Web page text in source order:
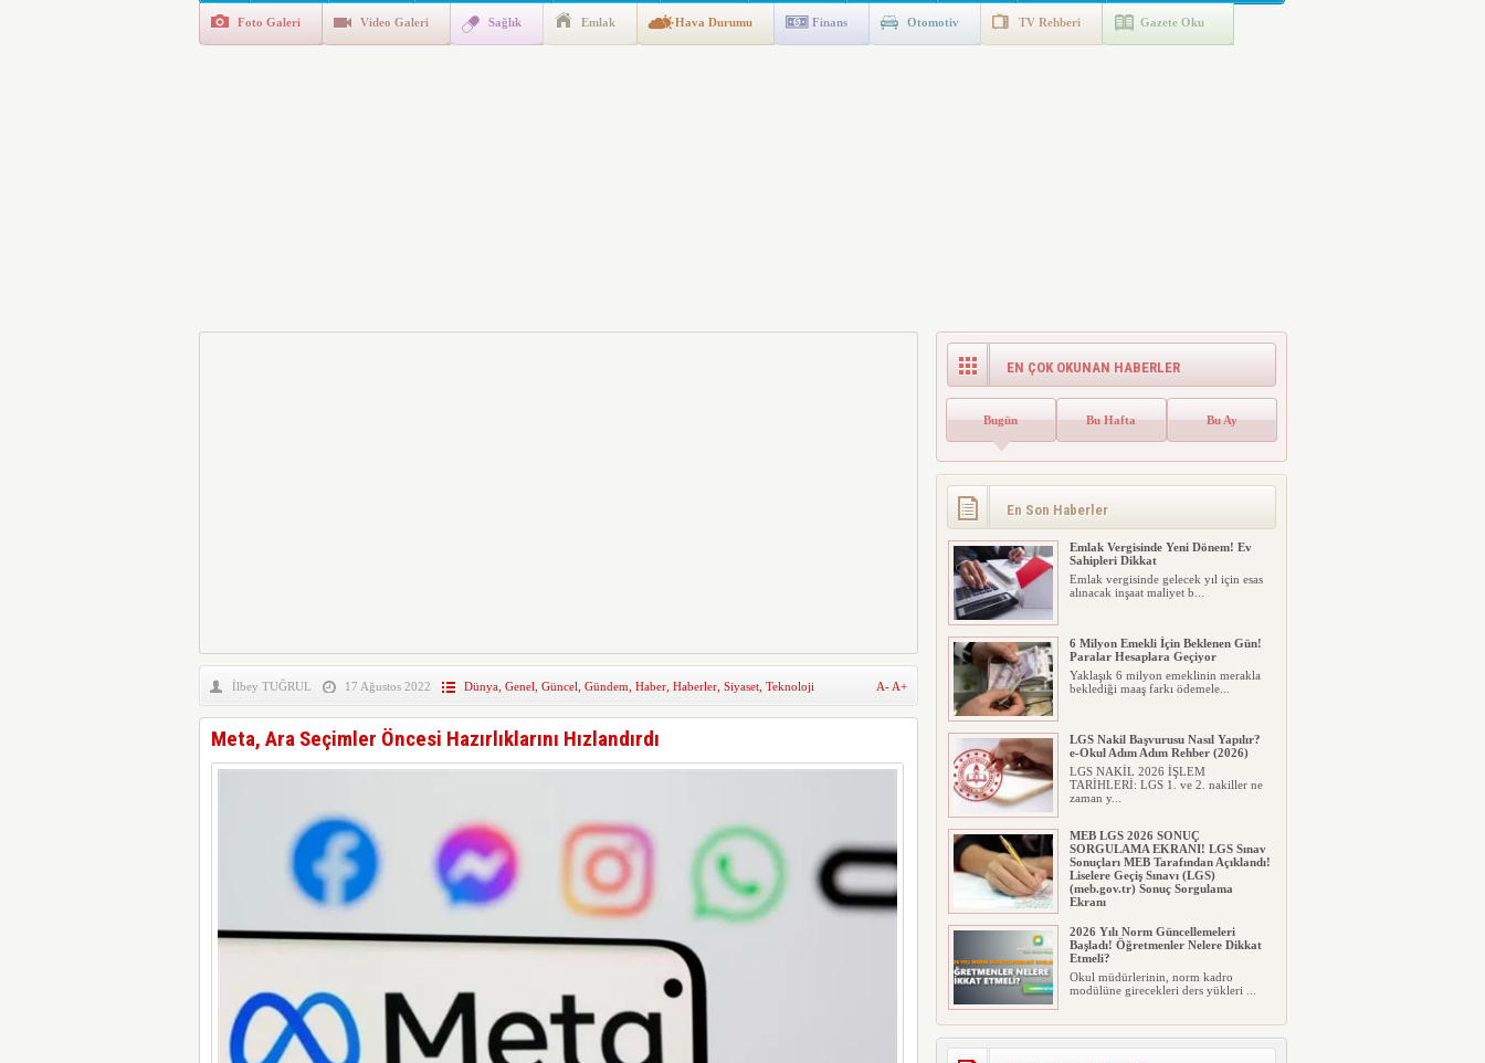
Polis Akademisi İç Güvenlik Fakültesine 350 Öğrenci Alınacak
Foto Galeri Video Galeri Sağlık Emlak Hava Durumu Finans Otomotiv TV Rehberi Gazete Oku
İlbey TUĞRUL 17 Ağustos 2022 Dünya, Genel Güncel Gündem Haber, Haberler, Siyaset, Teknoloji A- A+
Meta, Ara Seçimler Öncesi Hazırlıklarını Hızlandırdı
EN ÇOK OKUNAN HABERLER
Bugün Bu Hafta Bu Ay
En Son Haberler
Emlak Vergisinde Yeni Dönem! Ev
Sahipleri Dikkat
Emlak vergisinde gelecek yıl için esas
alınacak inşaat maliyet b...
6 Milyon Emekli İçin Beklenen Gün!
Paralar Hesaplara Geçiyor
Yaklaşık 6 milyon emeklinin merakla
beklediği maaş farkı ödemele...
LGS Nakil Başvurusu Nasıl Yapılır?
e-Okul Adım Adım Rehber (2026)
LGS NAKİL 2026 İŞLEM
TARİHLERİ: LGS 1. ve 2. nakiller ne
zaman y...
MEB LGS 2026 SONUÇ
SORGULAMA EKRANI! LGS Sınav
Sonuçları MEB Tarafından Açıklandı!
Liselere Geçiş Sınavı (LGS)
(meb.gov.tr) Sonuç Sorgulama
Ekranı
Milyonlarca öğrenci için ...
2026 Yılı Norm Güncellemeleri
Başladı! Öğretmenler Nelere Dikkat
Etmeli?
Okul müdürlerinin, norm kadro
modülüne girecekleri ders yükleri ...
Polis Akademisi İç Güvenlik
Fakültesine 350 Öğrenci Alınacak